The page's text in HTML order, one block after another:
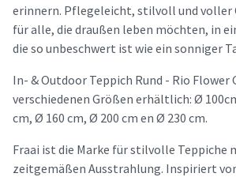
erinnern. Pflegeleicht, stilvoll und voller
für alle, die draußen leben möchten, in
die so unbeschwert ist wie ein sonniger
In- & Outdoor Teppich Rund - Rio Flower
verschiedenen Größen erhältlich: Ø
cm, Ø 160 cm, Ø 200 cm en Ø 230 cm.
Fraai ist die Marke für stilvolle Teppiche
zeitgemäßen Ausstrahlung. Inspiriert